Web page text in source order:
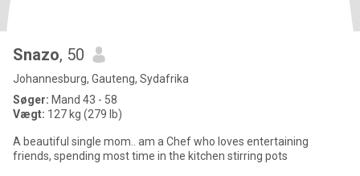
Snazo, 50
Johannesburg, Gauteng, Sydafrika
Søger: Mand 43 - 58
Vægt: 127 kg (279 lb)
A beautiful single mom.. am a Chef who loves entertaining
friends, spending most time in the kitchen stirring pots